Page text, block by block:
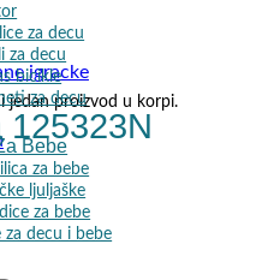
za decu
za decu
bicikle
za decu
Bebe
za bebe
ljuljaške
za bebe
za decu i bebe
jedan proizvod u korpi.
igracke
125323N